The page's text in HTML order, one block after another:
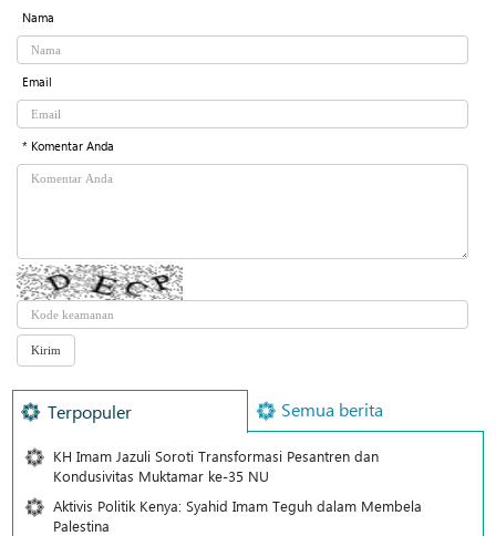
Nama
Email
* Komentar Anda
Terpopuler Semua berita
KH Imam Jazuli Soroti Transformasi Pesantren dan
Kondusivitas Muktamar ke-35 NU
Aktivis Politik Kenya: Syahid Imam Teguh dalam Membela
Palestina